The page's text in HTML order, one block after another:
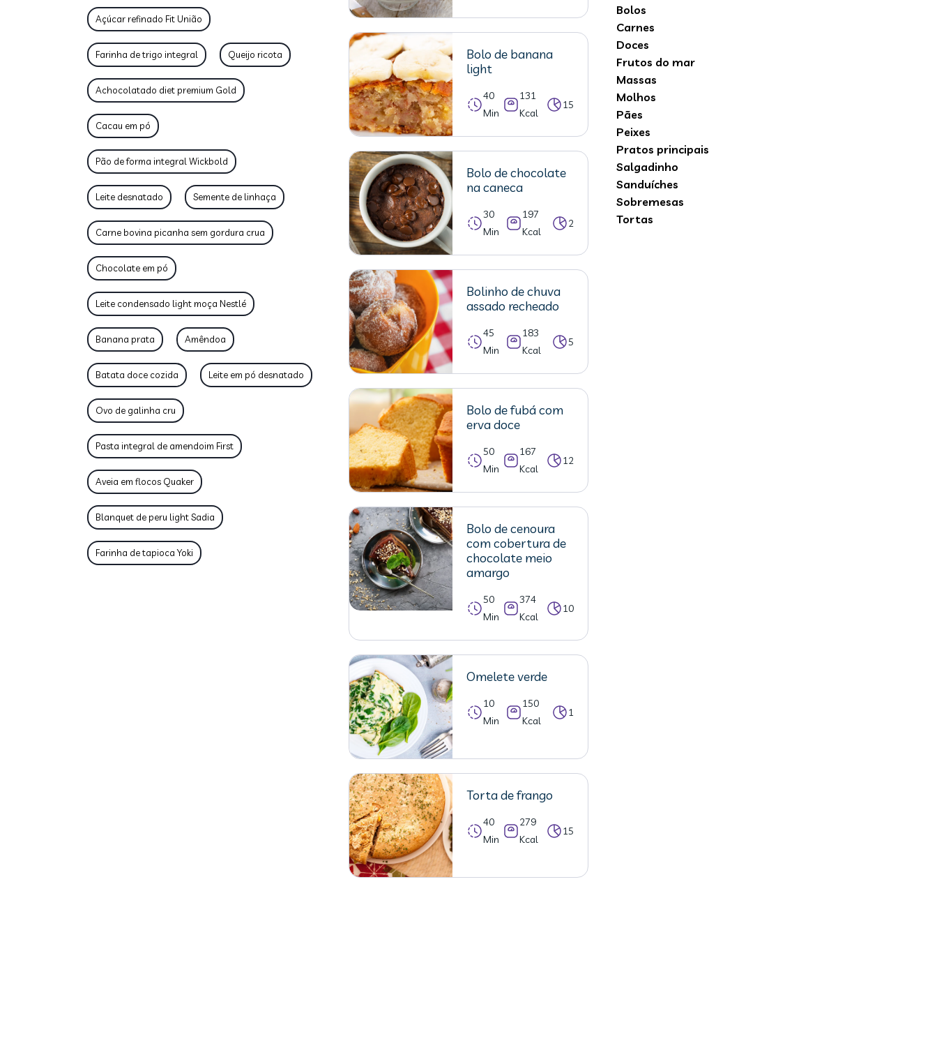
Açúcar refinado Fit União
Farinha de trigo integral Queijo ricota
Achocolatado diet premium Gold
Cacau em pó
Pão de forma integral Wickbold
Leite desnatado Semente de linhaça
Carne bovina picanha sem gordura crua
Chocolate em pó
Leite condensado light moça Nestlé
Banana prata Amêndoa
Batata doce cozida Leite em pó desnatado
Ovo de galinha cru
Pasta integral de amendoim First
Aveia em flocos Quaker
Blanquet de peru light Sadia
Farinha de tapioca Yoki
Bolo de banana
light
40
Min
131
Kcal
15
Bolo de chocolate
na caneca
30
Min
197
Kcal
2
Bolinho de chuva
assado recheado
45
Min
183
Kcal
5
Bolo de fubá com
erva doce
50
Min
167
Kcal
12
Bolo de cenoura
com cobertura de
chocolate meio
amargo
50
Min
374
Kcal
10
Omelete verde
10
Min
150
Kcal
1
Torta de frango
40
Min
279
Kcal
15
Bolos
Carnes
Doces
Frutos do mar
Massas
Molhos
Pães
Peixes
Pratos principais
Salgadinho
Sanduíches
Sobremesas
Tortas